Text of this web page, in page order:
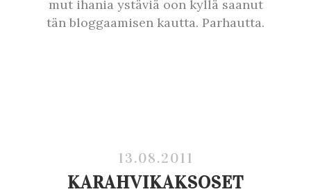
mut ihania ystäviä oon kyllä saanut
tän bloggaamisen kautta. Parhautta.
13.08.2011
KARAHVIKAKSOSET